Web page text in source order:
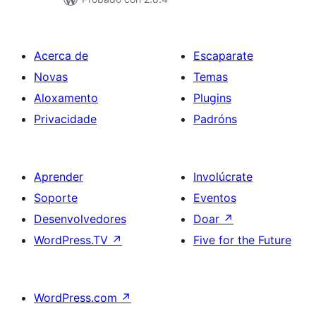
Acerca de
Novas
Aloxamento
Privacidade
Escaparate
Temas
Plugins
Padróns
Aprender
Soporte
Desenvolvedores
WordPress.TV ↗
Involúcrate
Eventos
Doar ↗
Five for the Future
WordPress.com ↗